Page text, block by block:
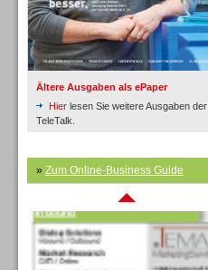
Ältere Ausgaben als ePaper
Hier lesen Sie weitere Ausgaben der
TeleTalk.
» Zum Online-Business Guide
Inbound